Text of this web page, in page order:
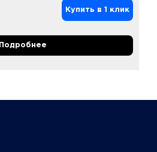
Купить в 1 клик
Подробнее